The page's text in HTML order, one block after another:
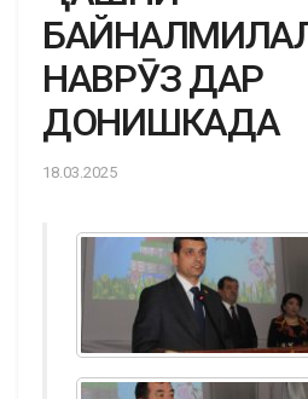
НАВРӮЗ ДАР
ДОНИШКАДА
18.03.2025